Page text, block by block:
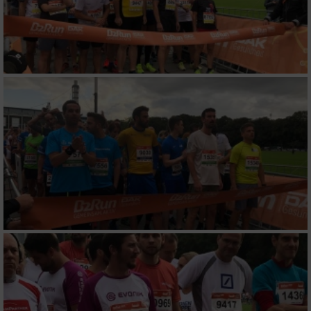
Verwendung reduzierter Daten zur Auswahl
IAB-Besonderheiten:
Verwendung genauer Standortdaten
Geräte anhand von aktiv angeforderten
Informationen identifizieren
Nicht-IAB-Verarbeitungszwecke:
Performance
Funktional